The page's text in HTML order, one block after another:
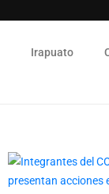
Irapuato